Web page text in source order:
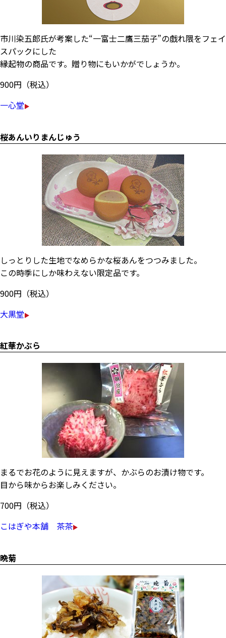
市川染五郎氏が考案した“一富士二鷹三茄子”の戯れ隈をフェイ
スパックにした
縁起物の商品です。贈り物にもいかがでしょうか。
900円（税込）
一心堂
桜あんいりまんじゅう
しっとりした生地でなめらかな桜あんをつつみました。
この時季にしか味わえない限定品です。
900円（税込）
大黒堂
紅華かぶら
まるでお花のように見えますが、かぶらのお漬け物です。
目から味からお楽しみください。
700円（税込）
こはぎや本舗 茶茶
晩菊